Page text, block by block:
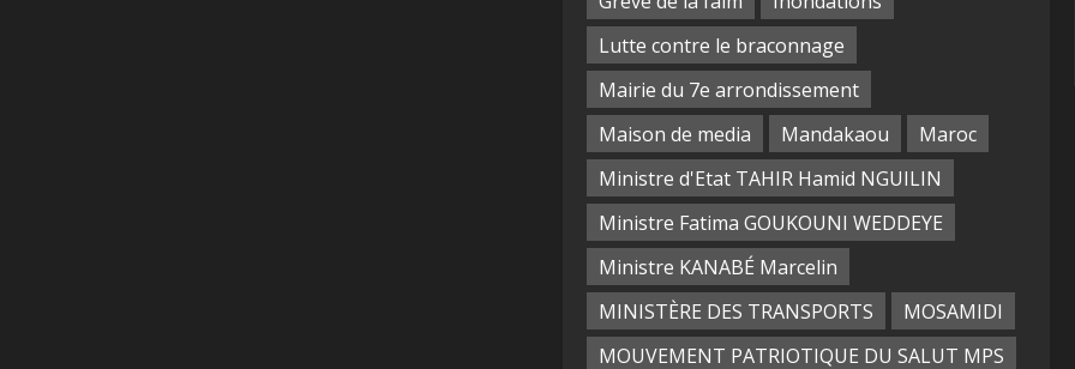
Lutte contre le braconnage
Mairie du 7e arrondissement
Maison de media
Mandakaou
Maroc
Ministre d'Etat TAHIR Hamid NGUILIN
Ministre Fatima GOUKOUNI WEDDEYE
Ministre KANABÉ Marcelin
MINISTÈRE DES TRANSPORTS
MOSAMIDI
MOUVEMENT PATRIOTIQUE DU SALUT MPS